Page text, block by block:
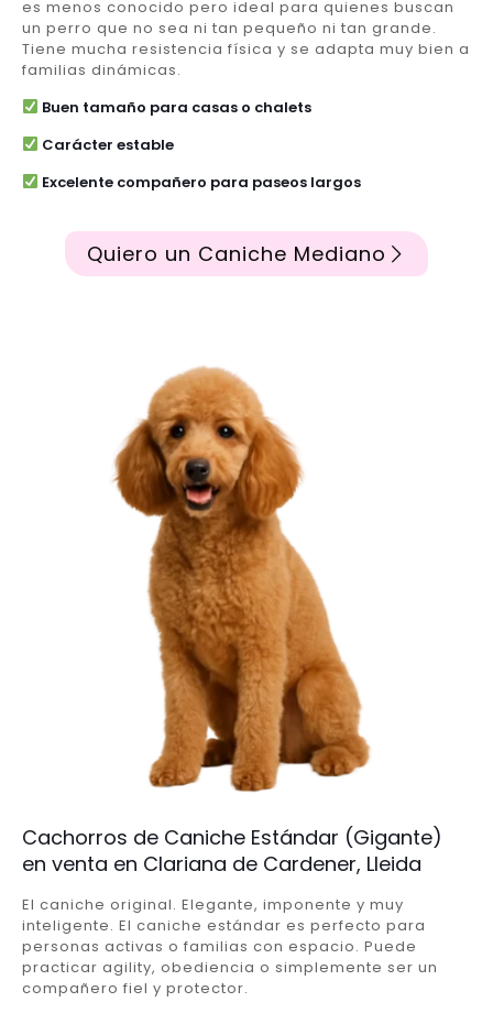
es menos conocido pero ideal para quienes buscan
un perro que no sea ni tan pequeño ni tan grande.
Tiene mucha resistencia física y se adapta muy bien a
familias dinámicas.
Buen tamaño para casas o chalets
Carácter estable
Excelente compañero para paseos largos
Quiero un Caniche Mediano
Cachorros de Caniche Estándar (Gigante)
en venta en Clariana de Cardener, Lleida
El caniche original. Elegante, imponente y muy
inteligente. El caniche estándar es perfecto para
personas activas o familias con espacio. Puede
practicar agility, obediencia o simplemente ser un
compañero fiel y protector.